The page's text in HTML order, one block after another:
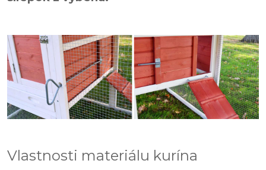
Vlastnosti materiálu kurína